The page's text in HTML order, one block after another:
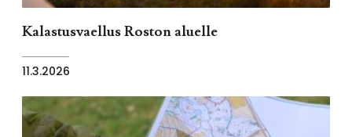
Kalastusvaellus Roston aluelle
11.3.2026